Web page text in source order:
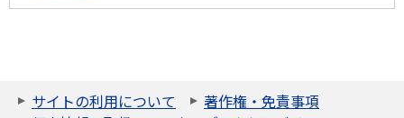
サイトの利用について
著作権・免責事項